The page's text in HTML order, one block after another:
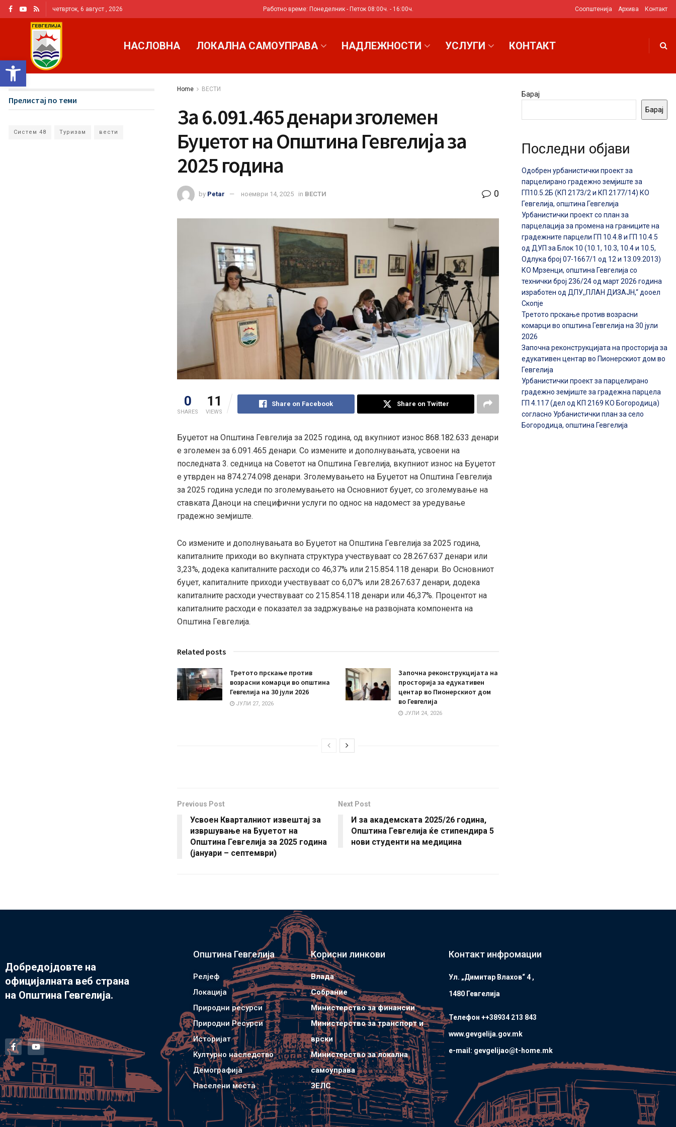
Open toolbar
четврток, 6 август , 2026 Работно време: Понеделник - Петок 08:00ч. - 16:00ч. Соопштенија Архива Контакт
НАСЛОВНА ЛОКАЛНА САМОУПРАВА НАДЛЕЖНОСТИ УСЛУГИ КОНТАКТ
Home ВЕСТИ
За 6.091.465 денари зголемен
Буџетот на Општина Гевгелија за
2025 година
by Petar ноември 14, 2025 in ВЕСТИ 0
0
SHARES
11
VIEWS
Share on Facebook Share on Twitter
Буџетот на Општина Гевгелија за 2025 година, од вкупниот износ 868.182.633 денари
е зголемен за 6.091.465 денари. Со измените и дополнувањата, усвоени на
последната 3. седница на Советот на Општина Гевгелија, вкупниот износ на Буџетот
е утврден на 874.274.098 денари. Зголемувањето на Буџетот на Општина Гевгелија
за 2025 година уследи по зголемувањето на Основниот буџет, со зголемување на
ставката Даноци на специфични услуги по однос на надомест за уредување
градежно земјиште.
Со измените и дополнувањата во Буџетот на Општина Гевгелија за 2025 година,
капиталните приходи во вкупната структура учествуваат со 28.267.637 денари или
3,23%, додека капиталните расходи со 46,37% или 215.854.118 денари. Во Основниот
буџет, капиталните приходи учествуваат со 6,07% или 28.267.637 денари, додека
капиталните расходи учествуваат со 215.854.118 денари или 46,37%. Процентот на
капиталните расходи е показател за задржување на развојната компонента на
Општина Гевгелија.
Related posts
Третото прскање против
возрасни комарци во општина
Гевгелија на 30 јули 2026
ЈУЛИ 27, 2026
Започна реконструкцијата на
просторија за едукативен
центар во Пионерскиот дом
во Гевгелија
ЈУЛИ 24, 2026
Previous Post
Усвоен Кварталниот извештај за
извршување на Буџетот на
Општина Гевгелија за 2025 година
(јануари – септември)
Next Post
И за академската 2025/26 година,
Општина Гевгелија ќе стипендира 5
нови студенти на медицина
Прелистај по теми
Систем 48 Туризам вести
Барај
Барај
Последни објави
Одобрен урбанистички проект за
парцелирано градежно земјиште за
ГП10.5.2Б (КП 2173/2 и КП 2177/14) КО
Гевгелија, општина Гевгелија
Урбанистички проект со план за
парцелација за промена на границите на
градежните парцели ГП 10.4.8 и ГП 10.4.5
од ДУП за Блок 10 (10.1, 10.3, 10.4 и 10.5,
Одлука број 07-1667/1 од 12 и 13.09.2013)
КО Мрзенци, општина Гевгелија со
технички број 236/24 од март 2026 година
изработен од ДПУ,,ПЛАН ДИЗАЈН,“ дооел
Скопје
Третото прскање против возрасни
комарци во општина Гевгелија на 30 јули
2026
Започна реконструкцијата на просторија за
едукативен центар во Пионерскиот дом во
Гевгелија
Урбанистички проект за парцелирано
градежно земјиште за градежна парцела
ГП 4.117 (дел од КП 2169 КО Богородица)
согласно Урбанистички план за село
Богородица, општина Гевгелија
Добредојдовте на
официјалната веб страна
на Општина Гевгелија.
Општина Гевгелија
Релјеф
Локација
Природни ресурси
Природни Ресурси
Историјат
Културно наследство
Демографија
Населени места
Корисни линкови
Влада
Собрание
Министерство за финансии
Министерство за транспорт и
врски
Министерство за локална
самоуправа
ЗЕЛС
Контакт инфромации
Ул. „Димитар Влахов“ 4 ,
1480 Гевгелијa
Телефон ++38934 213 843
www.gevgelija.gov.mk
e-mail: gevgelijao@t-home.mk